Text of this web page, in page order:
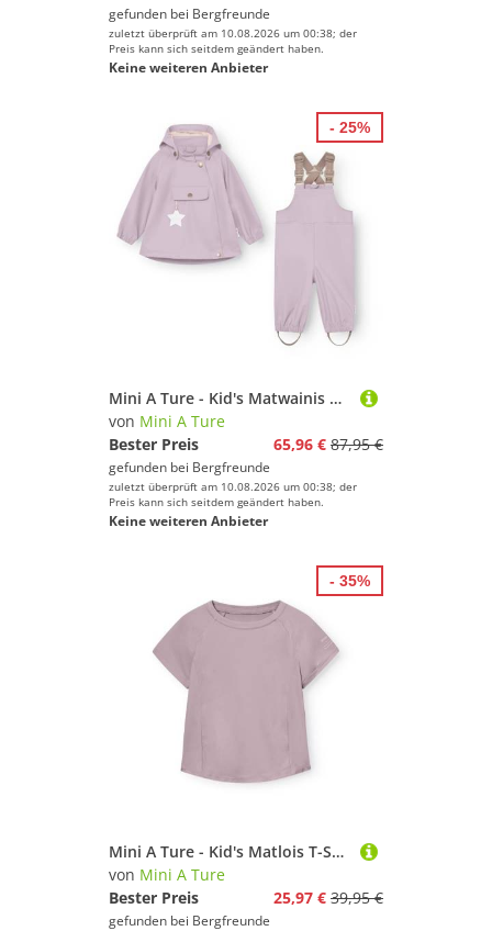
gefunden bei Bergfreunde
zuletzt überprüft am 10.08.2026 um 00:38; der
Preis kann sich seitdem geändert haben.
Keine weiteren Anbieter
Mini A Ture - Kid's Matwainis Rain Set - Regenset Gr 86 lila
von Mini A Ture
Bester Preis
65,96 € 87,95 €
gefunden bei Bergfreunde
zuletzt überprüft am 10.08.2026 um 00:38; der
Preis kann sich seitdem geändert haben.
Keine weiteren Anbieter
- 25%
Mini A Ture - Kid's Matlois T-Shirt - Funktionsshirt Gr 140 - 10 Years lila
von Mini A Ture
Bester Preis
25,97 € 39,95 €
gefunden bei Bergfreunde
- 35%